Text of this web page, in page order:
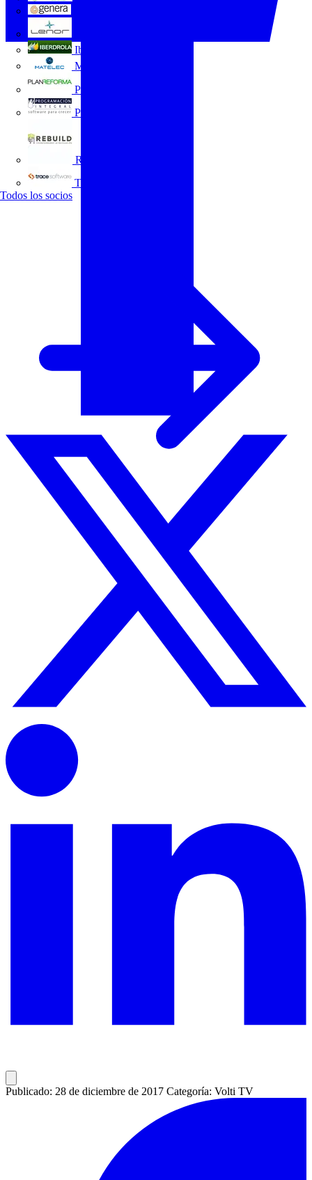
Iberdrola
MATELEC
Plan Reforma
Programación Integral
REBUILD
Trace Software
Todos los socios
Publicado: 28 de diciembre de 2017 Categoría: Volti TV